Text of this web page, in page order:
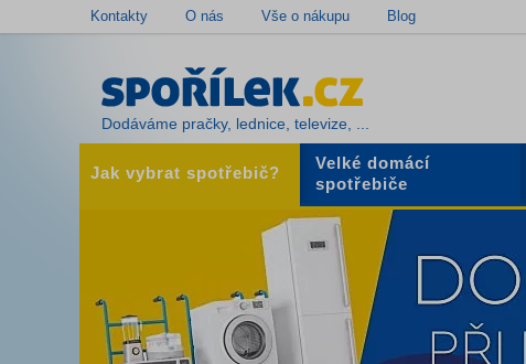
Kontakty O nás Vše o nákupu Blog
Dodáváme pračky, lednice, televize, ...
Jak vybrat spotřebič?
Velké domácí
spotřebiče